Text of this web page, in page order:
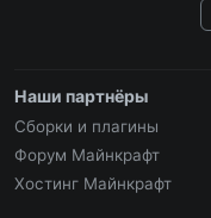
Наши партнёры
Сборки и плагины
Форум Майнкрафт
Хостинг Майнкрафт